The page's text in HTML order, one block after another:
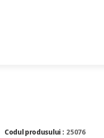
Codul produsului : 25076